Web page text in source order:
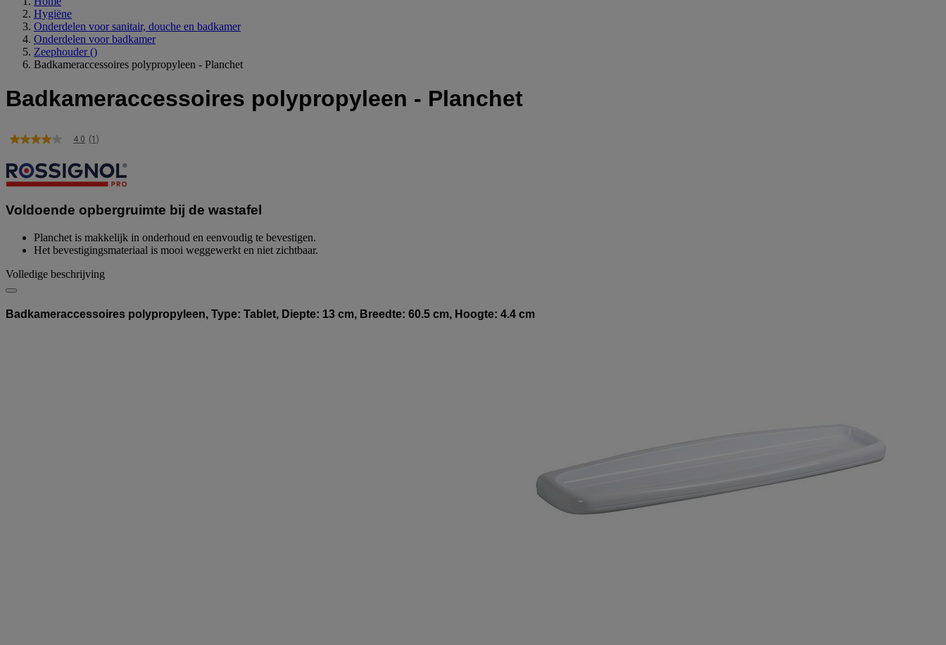
Hygiëne
Onderdelen voor sanitair, douche en badkamer
Onderdelen voor badkamer
Zeephouder ()
Badkameraccessoires polypropyleen - Planchet
Badkameraccessoires polypropyleen - Planchet
4.0
5
sterren,
gemiddelde
Read
Review.
Dezelfde
paginalink.
4.0 (1)
Voldoende opbergruimte bij de wastafel
Planchet is makkelijk in onderhoud en eenvoudig te bevestigen.
Het bevestigingsmateriaal is mooi weggewerkt en niet zichtbaar.
Volledige beschrijving
Badkameraccessoires polypropyleen, Type: Tablet, Diepte: 13 cm, Breedte: 60.5 cm, Hoogte: 4.4 cm